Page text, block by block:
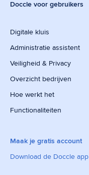
Doccle voor gebruikers
Digitale kluis
Administratie assistent
Veiligheid & Privacy
Overzicht bedrijven
Hoe werkt het
Functionaliteiten
Maak je gratis account
Download de Doccle app